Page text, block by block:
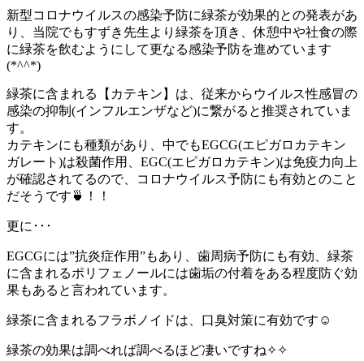
新型コロナウイルスの感染予防に緑茶が効果的との発表があ
り、当院でもすずき先生より緑茶を頂き、休憩中や社食の際
に緑茶を飲むようにして更なる感染予防を進めています
(*^^*)
緑茶に含まれる【カテキン】は、従来からウイルス性感冒の
感染の抑制(インフルエンザなど)に繋がると推奨されていま
す。
カテキンにも種類があり、中でもEGCG(エピガロカテキン
ガレート)は殺菌作用、EGC(エピガロカテキン)は免疫力向上
が確認されてるので、コロナウイルス予防にも有効とのこと
だそうです🍵！！
更に･･･
EGCGには”抗炎症作用”もあり、歯周病予防にも有効、緑茶
に含まれるポリフェノールには歯垢の付着をある程度防ぐ効
果もあると言われています。
緑茶に含まれるフラボノイドは、口臭対策に有効です☺️
緑茶の効果は調べれば調べるほど凄いですね✧✧